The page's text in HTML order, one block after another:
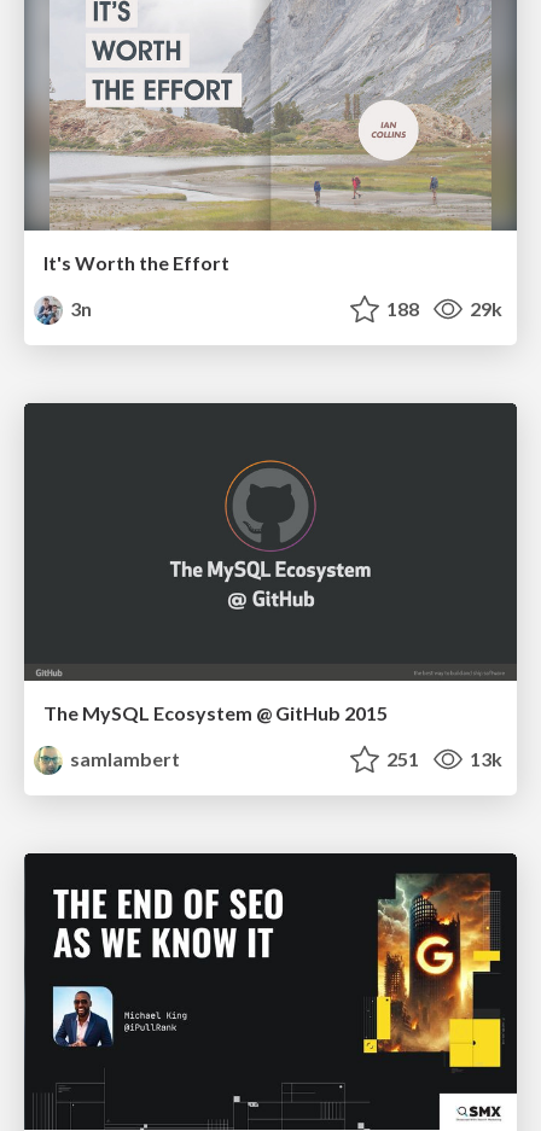
It's Worth the Effort
3n
188 29k
The MySQL Ecosystem @ GitHub 2015
samlambert
251 13k